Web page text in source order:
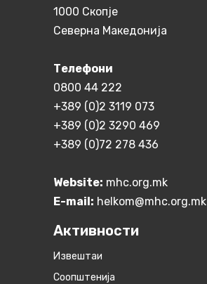
1000 Скопје
Северна Македонија
Телефони
0800 44 222
+389 (0)2 3119 073
+389 (0)2 3290 469
+389 (0)72 278 436
Website: mhc.org.mk
E-mail: helkom@mhc.org.mk
Активности
Извештаи
Соопштенија